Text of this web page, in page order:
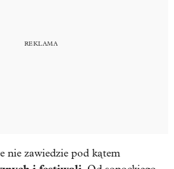
nie zawiedzie pod kątem